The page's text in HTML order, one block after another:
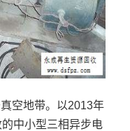
空地带。以2013年
中小型三相异步电